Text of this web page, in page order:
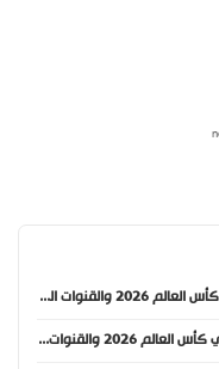
موعد مباراة إنجلترا وكرواتيا في كأس العالم 2026 والقنوات الناقلة
موعد مباراة البرتغال والكونغو في كأس العالم 2026 والقنوات الناقلة